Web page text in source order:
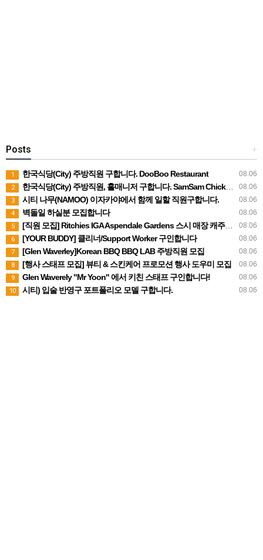
+
Posts
08.06
1 한국식당(City) 주방직원 구합니다. DooBoo Restaurant
08.06
2 한국식당(City) 주방직원, 홀매니저 구합니다. SamSam Chicken Restaurant
08.06
3 시티 나무(NAMOO) 이자카야에서 함께 일할 직원구합니다.
08.06
4 벽돌일 하실분 모집합니다
08.06
5 [직원 모집] Ritchies IGA Aspendale Gardens 스시 매장 캐주얼 직원 구인
08.06
6 [YOUR BUDDY] 클리너/Support Worker 구인합니다
08.06
7 [Glen Waverley]Korean BBQ BBQ LAB 주방직원 모집
08.06
8 [행사 스태프 모집] 뷰티 & 스킨케어 프로모션 행사 도우미 모집
08.06
9 Glen Waverely "Mr Yoon" 에서 키친 스태프 구인합니다!
08.06
10 시티) 입술 반영구 포트폴리오 모델 구합니다.